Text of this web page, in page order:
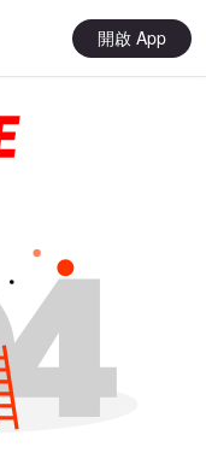
開啟 App